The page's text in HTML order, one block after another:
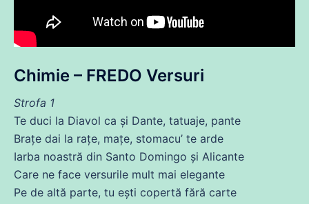
Chimie – FREDO Versuri
Strofa 1
Te duci la Diavol ca și Dante, tatuaje, pante
Brațe dai la rațe, mațe, stomacu’ te arde
Iarba noastră din Santo Domingo și Alicante
Care ne face versurile mult mai elegante
Pe de altă parte, tu ești copertă fără carte